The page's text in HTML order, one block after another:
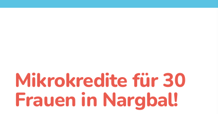
Mikrokredite für 30
Frauen in Nargbal!